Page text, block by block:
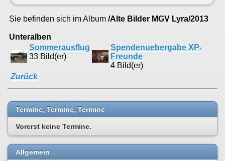
Sie befinden sich im Album /Alte Bilder MGV Lyra/2013
Unteralben
Sommerausflug
33 Bild(er)
Spendenuebergabe XP-
Freunde
4 Bild(er)
Zurück
Termine, Termine, Termine
Vorerst keine Termine.
Allgemein